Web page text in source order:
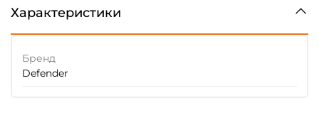
Характеристики
Бренд
Defender